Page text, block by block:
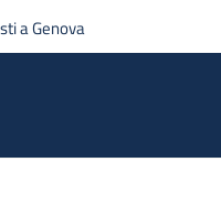
principale
a Genova